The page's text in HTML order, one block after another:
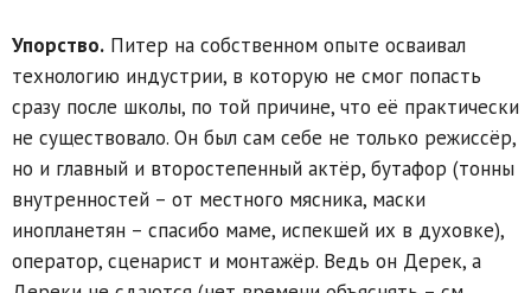
Упорство. Питер на собственном опыте осваивал
технологию индустрии, в которую не смог попасть
сразу после школы, по той причине, что её практически
не существовало. Он был сам себе не только режиссёр,
но и главный и второстепенный актёр, бутафор (тонны
внутренностей – от местного мясника, маски
инопланетян – спасибо маме, испекшей их в духовке),
оператор, сценарист и монтажёр. Ведь он Дерек, а